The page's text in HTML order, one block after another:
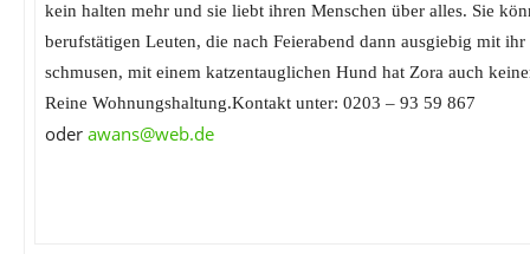
kein halten mehr und sie liebt ihren Menschen über alles. Sie
berufstätigen Leuten, die nach Feierabend dann ausgiebig mit
schmusen, mit einem katzentauglichen Hund hat Zora auch
Reine Wohnungshaltung.Kontakt unter: 0203 – 93 59 867
oder awans@web.de